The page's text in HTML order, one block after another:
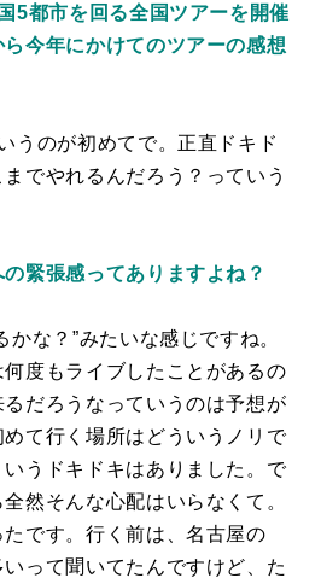
都市を回る全国ツアーを開催
今年にかけてのツアーの感想
うのが初めてで。正直ドキド
でやれるんだろう？っていう
緊張感ってありますよね？
かな？”みたいな感じですね。
度もライブしたことがあるの
だろうなっていうのは予想が
て行く場所はどういうノリで
うドキドキはありました。で
然そんな心配はいらなくて。
です。行く前は、名古屋の
って聞いてたんですけど、た